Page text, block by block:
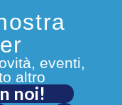
eventi,
altro
noi!